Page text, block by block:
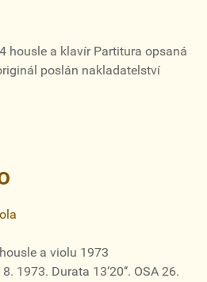
housle a klavír Partitura opsaná
poslán nakladatelství
a violu 1973
1973. Durata 13‘20‘‘. OSA 26.